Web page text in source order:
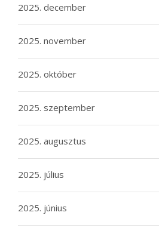
2025. december
2025. november
2025. október
2025. szeptember
2025. augusztus
2025. július
2025. június